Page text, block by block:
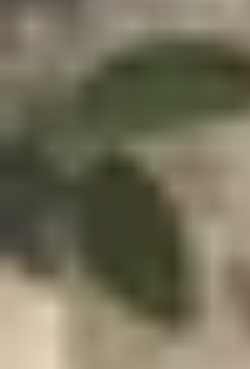
So sánh
iPhone
cung
khi bạn đang
viết này sẽ
Chế độ Im
qua
công tắc
thanh từ cuộc
màn hình hoặc